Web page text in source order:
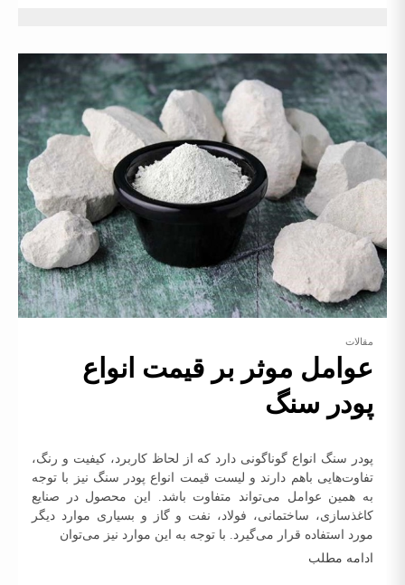
با
پودر
سنگ
مقالات
عوامل موثر بر قیمت انواع
پودر سنگ
پودر سنگ انواع گوناگونی دارد که از لحاظ کاربرد، کیفیت و رنگ،
تفاوت‌هایی باهم دارند و لیست قیمت انواع پودر سنگ نیز با توجه
به همین عوامل می‌تواند متفاوت باشد. این محصول در صنایع
کاغذسازی، ساختمانی، فولاد، نفت و گاز و بسیاری موارد دیگر
مورد استفاده قرار می‌گیرد. با توجه به این موارد نیز می‌توان
ادامه مطلب